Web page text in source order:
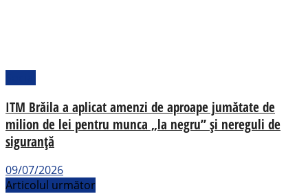
ITM Brăila a aplicat amenzi de aproape jumătate de
milion de lei pentru munca „la negru” și nereguli de
siguranță
09/07/2026
Articolul următor